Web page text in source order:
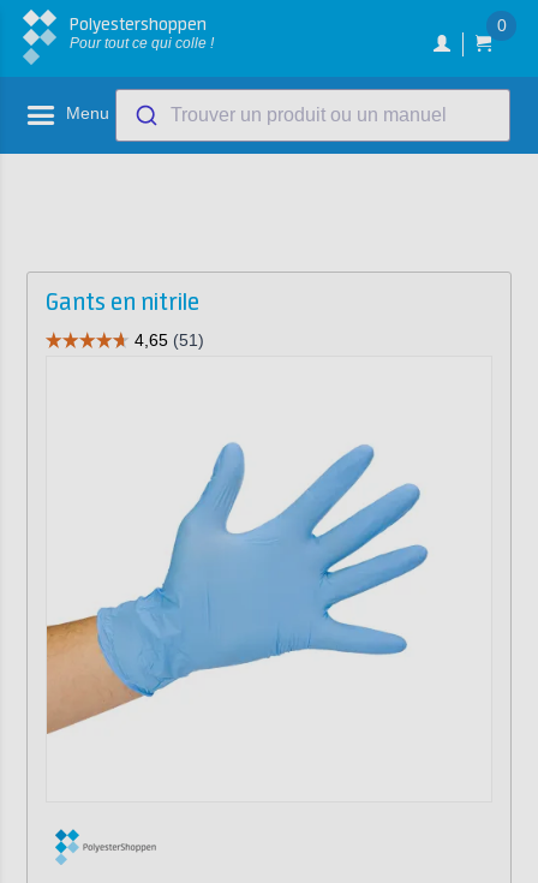
Polyestershoppen
Pour tout ce qui colle !
0
Menu Trouver un produit ou un manuel
Gants en nitrile